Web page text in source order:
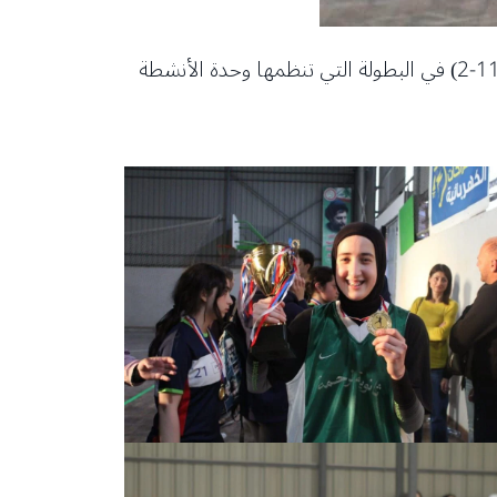
ثانوية الرحمة تحرز المركز الأول في محافظة النبطية في “كرة اليد للفتيات” بفوزها على مدرسة الليسيه بنتيجة( 11-2) في البطولة التي تنظمها وحدة الأنشطة